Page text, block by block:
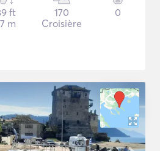
ft
m
170
Croisière
0